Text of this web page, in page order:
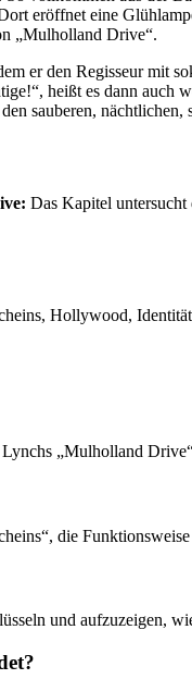
eröffnet eine
„Mulholland Drive“.
er den Regisseur
heißt es dann auch
sauberen,
Das Kapitel
Hollywood,
„Mulholland
die
und aufzuzeigen,